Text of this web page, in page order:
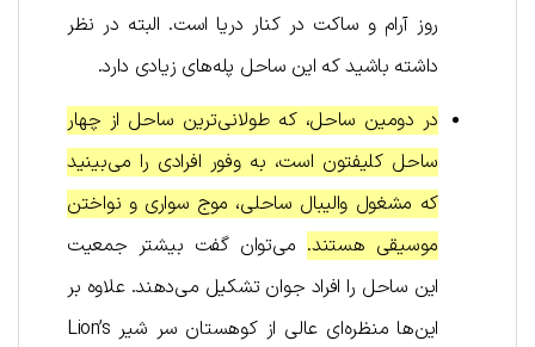
روز آرام و ساکت در کنار دریا است. البته در نظر
داشته باشید که این ساحل پله‌های زیادی دارد.
در دومین ساحل، که طولانی‌ترین ساحل از چهار
ساحل کلیفتون است، به وفور افرادی را می‌بینید
که مشغول والیبال ساحلی، موج سواری و نواختن
موسیقی هستند. می‌توان گفت بیشتر جمعیت
این ساحل را افراد جوان تشکیل می‌دهند. علاوه بر
این‌ها منظره‌ای عالی از کوهستان سر شیر Lion’s